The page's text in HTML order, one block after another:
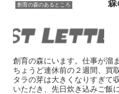
創育の森のあるところ 森
創育の森にいます。仕事が溜
ちょうど連休前の２週間、買
タラの芽は大きくなりすぎて
いただき、先日炊き込みご飯